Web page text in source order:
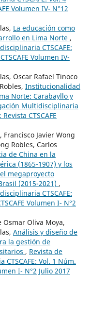
Volumen IV- N°12
La educación como
en Lima Norte ,
CTSCAFE:
Volumen IV-
Oscar Rafael Tinoco
Institucionalidad
Norte: Carabayllo y
Multidisciplinaria
CTSCAFE
Javier Wong
Robles, Carlos
de China en la
(1865-1907) y los
megaproyecto
(2015-2021) ,
CTSCAFE:
Volumen I- N°2
Osmar Oliva Moya,
Análisis y diseño de
la gestión de
, Revista de
Vol. 1 Núm.
I- N°2 Julio 2017